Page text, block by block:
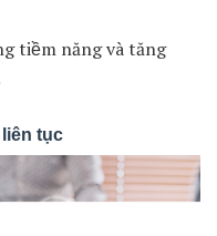
mới và tiềm năng
giúp doanh nghiệp
và tiềm năng.
khách hàng, bạn có